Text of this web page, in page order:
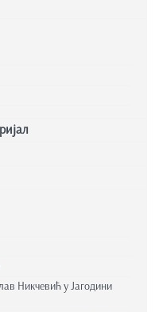
Никчевић у Јагодини